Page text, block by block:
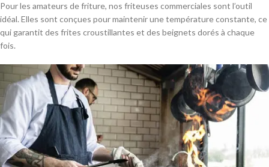
Pour les amateurs de friture, nos friteuses commerciales sont l’outil
idéal. Elles sont conçues pour maintenir une température constante, ce
qui garantit des frites croustillantes et des beignets dorés à chaque
fois.